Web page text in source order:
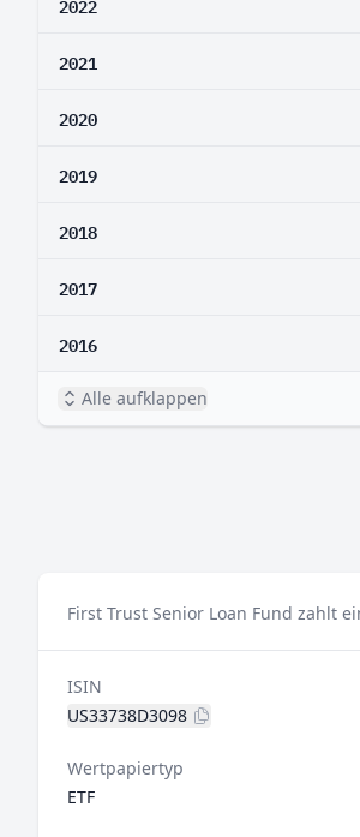
2021
2020
2019
2018
2017
2016
Alle aufklappen
First Trust Senior Loan Fund zahlt
ISIN
US33738D3098
Wertpapiertyp
ETF